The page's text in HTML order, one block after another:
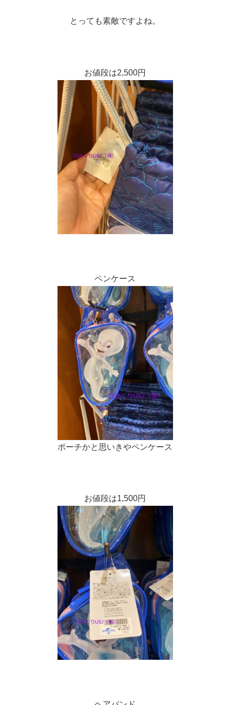
とっても素敵ですよね。
お値段は2,500円
ペンケース
ポーチかと思いきやペンケース
お値段は1,500円